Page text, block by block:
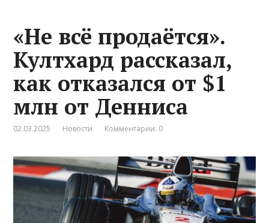
«Не всё продаётся».
Култхард рассказал,
как отказался от $1
млн от Денниса
02.03.2025 Новости Комментарии: 0